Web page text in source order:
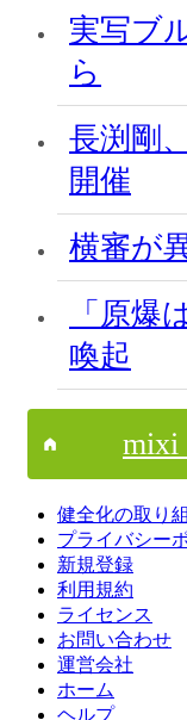
実写ブ
ら
長渕剛
開催
横審が
「原爆
喚起
mixi
健全化の取り
プライバシー
新規登録
利用規約
ライセンス
お問い合わせ
運営会社
ホーム
ヘルプ